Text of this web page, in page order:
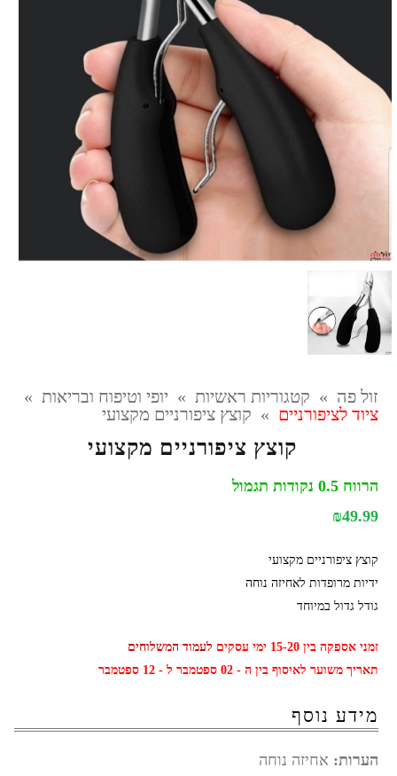
זול פה » קטגוריות ראשיות » יופי וטיפוח ובריאות »
ציוד לציפורניים » קוצץ ציפורניים מקצועי
קוצץ ציפורניים מקצועי
הרווח 0.5 נקודות תגמול
₪49.99
קוצץ ציפורניים מקצועי
ידיות מרופדות לאחיזה נוחה
גודל גדול במיוחד
זמני אספקה בין 15-20 ימי עסקים
לעמוד המשלוחים
תאריך משוער לאיסוף בין ה - 02 ספטמבר ל - 12 ספטמבר
מידע נוסף
הערות: אחיזה נוחה